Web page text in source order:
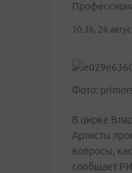
10:36, 26
Фото:
В цирке
Артисты
вопросы,
сообщает